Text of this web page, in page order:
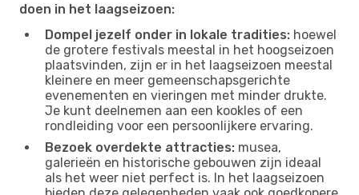
doen in het laagseizoen:
Dompel jezelf onder in lokale tradities: hoewel
de grotere festivals meestal in het hoogseizoen
plaatsvinden, zijn er in het laagseizoen meestal
kleinere en meer gemeenschapsgerichte
evenementen en vieringen met minder drukte.
Je kunt deelnemen aan een kookles of een
rondleiding voor een persoonlijkere ervaring.
Bezoek overdekte attracties: musea,
galerieën en historische gebouwen zijn ideaal
als het weer niet perfect is. In het laagseizoen